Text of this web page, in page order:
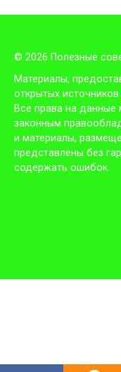
© 2026 Полезные
Материалы,
открытых
Все права на данные
законным
и материалы,
представлены без
содержать ошибок.